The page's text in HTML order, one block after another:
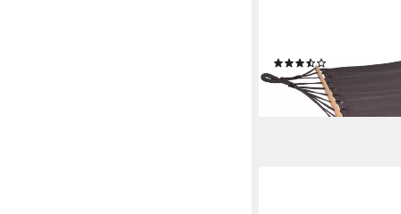
Hängematte
23,99 €
lieferbar - in 4-5